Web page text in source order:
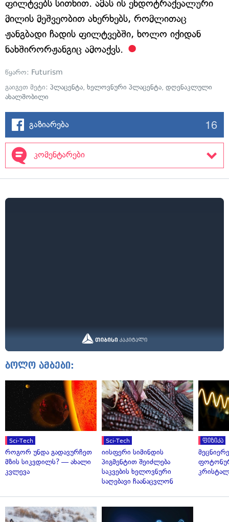
ფილტვებს სითხით. ამას ის ენდოტრაქეალური
მილის მეშვეობით ახერხებს, რომლითაც
ჟანგბადი ჩადის ფილტვებში, ხოლო იქიდან
ნახშირორჟანგიც ამოაქვს.
წყარო: Futurism
გაიგეთ მეტი: პლაცენტა, ხელოვნური პლაცენტა, დღენაკლული
ახალშობილი
გაზიარება 16
კომენტარები
ბოლო ამბები:
Sci-Tech
როგორ უნდა გადავურჩეთ
მზის სიკვდილს? — ახალი
კვლევა
Sci-Tech
იისფერი სიმინდის
პიგმენტით შეიძლება
საკვების ხელოვნური
საღებავი ჩაანაცვლონ
ფიზიკა